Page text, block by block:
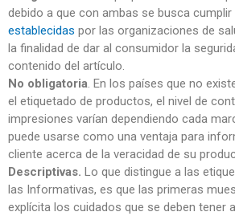
debido a que con ambas se busca cumplir
establecidas por las organizaciones de
la finalidad de dar al consumidor la
contenido del artículo.
No obligatoria. En los países que no
el etiquetado de productos, el nivel de
impresiones varían dependiendo cada
puede usarse como una ventaja para
cliente acerca de la veracidad de su
Descriptivas. Lo que distingue a las
las Informativas, es que las primeras
explícita los cuidados que se deben tener